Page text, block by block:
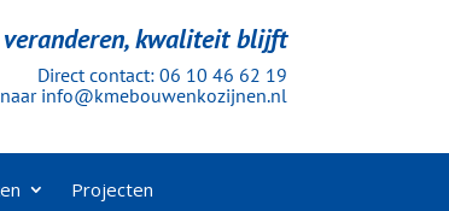
kwaliteit blijft
Direct contact: 06 10 46 62 19
info@kmebouwenkozijnen.nl
Projecten